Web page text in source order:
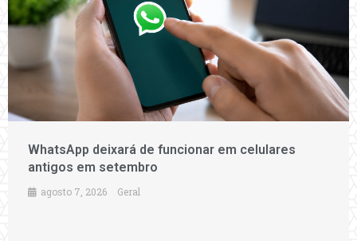
WhatsApp deixará de funcionar em celulares
antigos em setembro
agosto 7, 2026 Geral